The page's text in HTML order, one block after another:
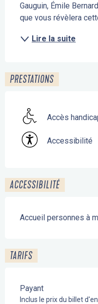
Gauguin, Émile
que vous révèlera
Lire la suite
PRESTATIONS
Accès
Accessibilité
ACCESSIBILITÉ
Accueil personnes à
TARIFS
Payant
Inclus le prix du billet